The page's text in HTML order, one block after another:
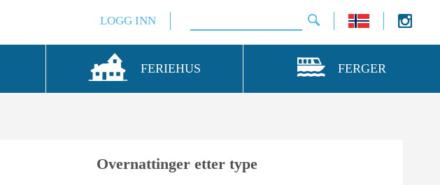
LOGG INN
FERIEHUS FERGER
Overnattinger etter type